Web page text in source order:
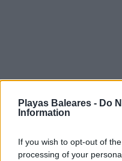
Playas Baleares - Do
Information
If you wish to opt-out of
processing of your
sobretodo a los
Por tanto,
cuando sopla viento